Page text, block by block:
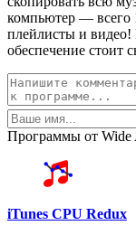
компьютер — всего
плейлисты и
обеспечение стоит
Программы от Wide
iTunes CPU Redux